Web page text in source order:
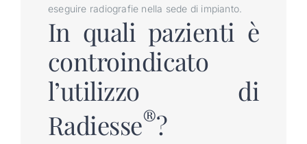
eseguire radiografie nella sede di impianto.
In quali pazienti è
controindicato
l’utilizzo di
Radiesse®?